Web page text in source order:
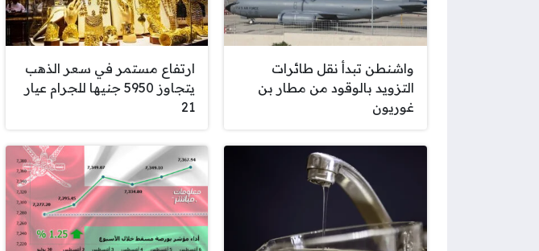
واشنطن تبدأ نقل طائرات
التزويد بالوقود من مطار بن
غوريون
ارتفاع مستمر في سعر الذهب
يتجاوز 5950 جنيها للجرام عيار
21